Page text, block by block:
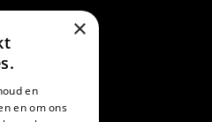
×
en
en om ons